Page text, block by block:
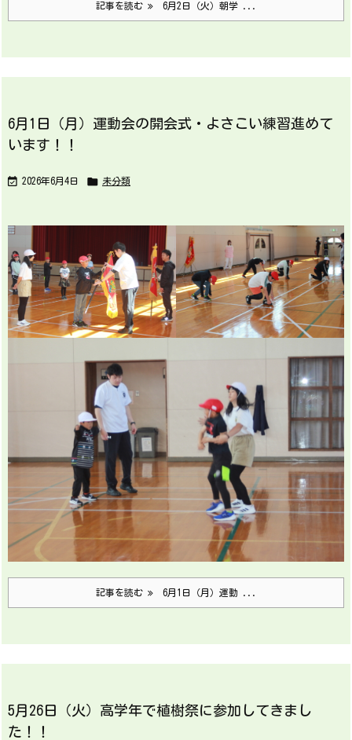
記事を読む 6月2日（火）朝学 ...
6月1日（月）運動会の開会式・よさこい練習進めて
います！！
 2026年6月4日  未分類
記事を読む 6月1日（月）運動 ...
5月26日（火）高学年で植樹祭に参加してきまし
た！！